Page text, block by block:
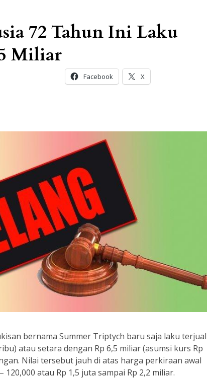
72 Tahun Ini Laku
Miliar
Facebook X
bernama Summer Triptych baru saja laku terjual
atau setara dengan Rp 6,5 miliar (asumsi kurs Rp
Nilai tersebut jauh di atas harga perkiraan awal
120,000 atau Rp 1,5 juta sampai Rp 2,2 miliar.